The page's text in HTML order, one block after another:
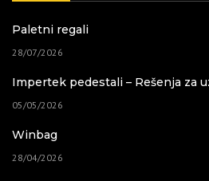
Paletni regali
28/07/2026
Impertek pedestali – Rešenja za
05/05/2026
Winbag
28/04/2026